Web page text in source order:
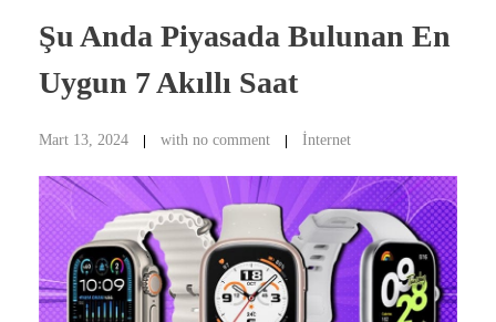
Şu Anda Piyasada Bulunan En
Uygun 7 Akıllı Saat
Mart 13, 2024 with no comment İnternet